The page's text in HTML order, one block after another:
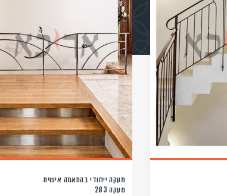
מעקה ייחודי בהתאמה אישית
מעקה 283